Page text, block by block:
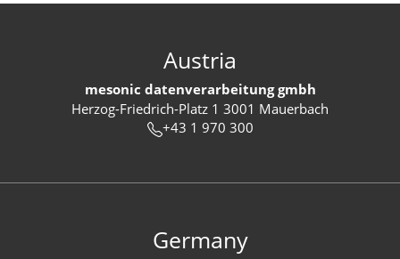
Austria
mesonic datenverarbeitung gmbh
Herzog-Friedrich-Platz 1 3001 Mauerbach
+43 1 970 300
Germany